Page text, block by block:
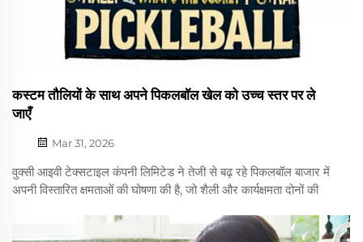
कस्टम तौलियों के साथ अपने पिकलबॉल खेल को उच्च स्तर पर ले
जाएँ
Mar 31, 2026
वुक्सी आइवी टेक्सटाइल कंपनी लिमिटेड ने तेजी से बढ़ रहे पिकलबॉल बाजार में
अपनी विस्तारित क्षमताओं की घोषणा की है, जो शैली और कार्यक्षमता दोनों की
पिकलबॉल तौलियों की पेशकश करती है। मानक... में उपलब्ध